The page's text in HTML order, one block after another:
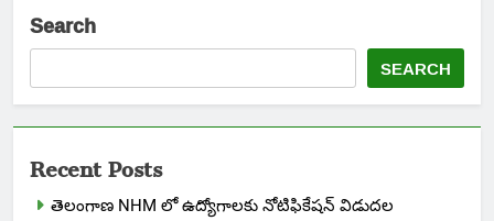
Search
SEARCH
Recent Posts
తెలంగాణ NHM లో ఉద్యోగాలకు నోటిఫికేషన్ విడుదల